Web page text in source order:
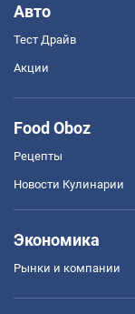
Авто
Тест Драйв
Акции
Food Oboz
Рецепты
Новости Кулинарии
Экономика
Рынки и компании